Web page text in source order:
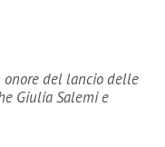
onore del lancio delle
Giulia Salemi e